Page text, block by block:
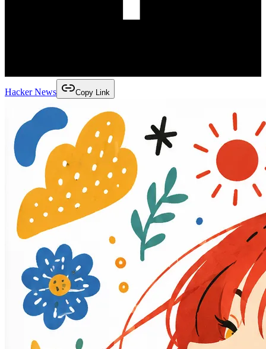
Hacker News Copy Link